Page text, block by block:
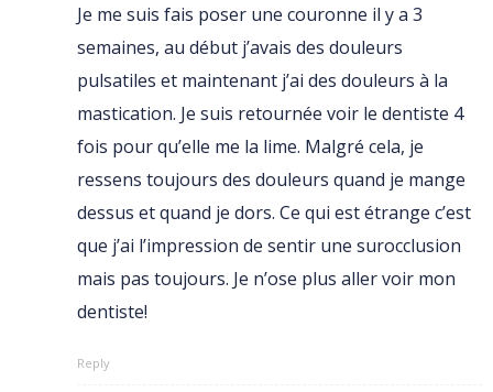
Je me suis fais poser une couronne il y a 3
semaines, au début j’avais des douleurs
pulsatiles et maintenant j’ai des douleurs à la
mastication. Je suis retournée voir le dentiste 4
fois pour qu’elle me la lime. Malgré cela, je
ressens toujours des douleurs quand je mange
dessus et quand je dors. Ce qui est étrange c’est
que j’ai l’impression de sentir une surocclusion
mais pas toujours. Je n’ose plus aller voir mon
dentiste!
Reply